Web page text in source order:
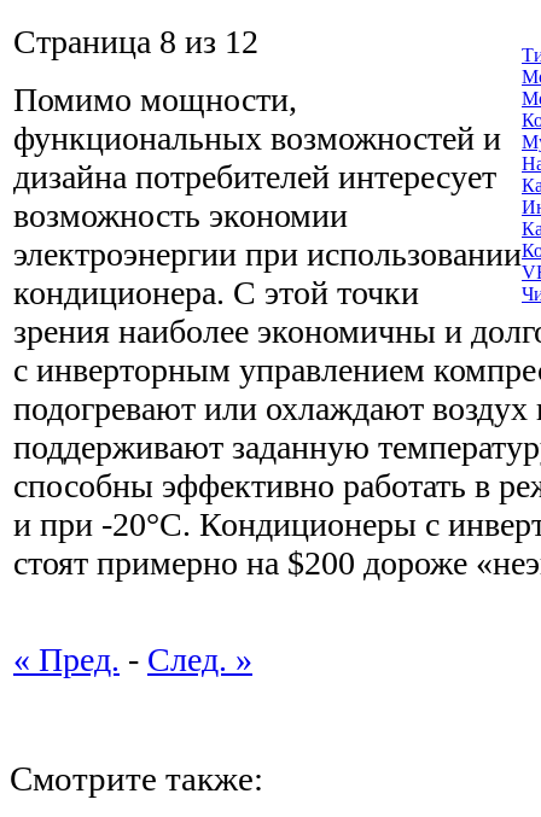
Страница 8 из 12
Помимо мощности,
функциональных возможностей и
дизайна потребителей интересует
возможность экономии
электроэнергии при использовании
кондиционера. С этой точки
зрения наиболее экономичны и
с инверторным управлением
подогревают или охлаждают воздух
поддерживают заданную
способны эффективно работать в
и при -20°С. Кондиционеры с
стоят примерно на $200 дороже
« Пред. - След. »
Смотрите также: